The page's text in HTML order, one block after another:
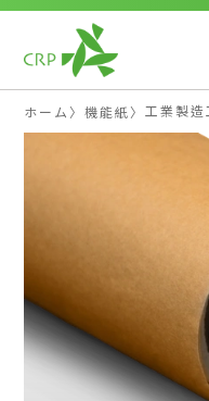
ホーム 〉機能紙〉工業製造